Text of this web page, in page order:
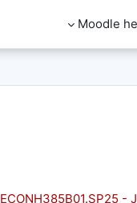
Moodle
ECONH385B01.SP25 -